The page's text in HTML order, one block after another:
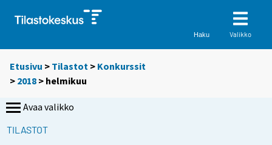
Haku Valikko
Etusivu > Tilastot > Konkurssit
> 2018 > helmikuu
Avaa valikko
TILASTOT